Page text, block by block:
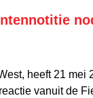
heeft 21
vanuit de